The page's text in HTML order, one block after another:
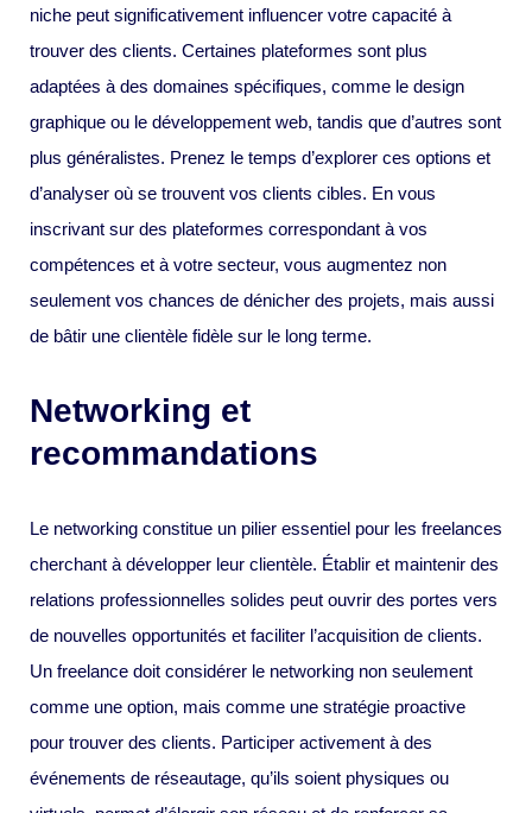
niche peut significativement influencer votre capacité à
trouver des clients. Certaines plateformes sont plus
adaptées à des domaines spécifiques, comme le design
graphique ou le développement web, tandis que d’autres sont
plus généralistes. Prenez le temps d’explorer ces options et
d’analyser où se trouvent vos clients cibles. En vous
inscrivant sur des plateformes correspondant à vos
compétences et à votre secteur, vous augmentez non
seulement vos chances de dénicher des projets, mais aussi
de bâtir une clientèle fidèle sur le long terme.
Networking et
recommandations
Le networking constitue un pilier essentiel pour les freelances
cherchant à développer leur clientèle. Établir et maintenir des
relations professionnelles solides peut ouvrir des portes vers
de nouvelles opportunités et faciliter l’acquisition de clients.
Un freelance doit considérer le networking non seulement
comme une option, mais comme une stratégie proactive
pour trouver des clients. Participer activement à des
événements de réseautage, qu’ils soient physiques ou